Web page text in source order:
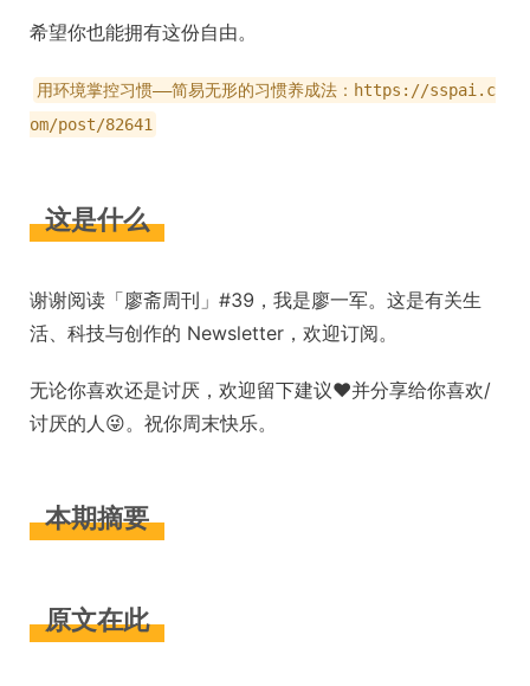
希望你也能拥有这份自由。
用环境掌控习惯——简易无形的习惯养成法：https://sspai.c
om/post/82641
这是什么
谢谢阅读「廖斋周刊」#39，我是廖一军。这是有关生
活、科技与创作的 Newsletter，欢迎订阅。
无论你喜欢还是讨厌，欢迎留下建议❤️并分享给你喜欢/
讨厌的人😜。祝你周末快乐。
本期摘要
原文在此